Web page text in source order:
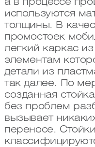
а в процессе
используются
толщины. В
промостоек
легкий каркас
элементам
детали из
так далее. По
созданная
без проблем
вызывает
переносе.